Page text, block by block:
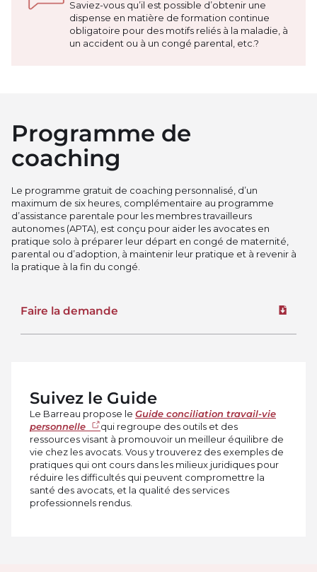
Saviez-vous qu’il est possible d’obtenir une
dispense en matière de formation continue
obligatoire pour des motifs reliés à la maladie, à
un accident ou à un congé parental, etc.?
Programme de
coaching
Le programme gratuit de coaching personnalisé, d’un
maximum de six heures, complémentaire au programme
d’assistance parentale pour les membres travailleurs
autonomes (APTA), est conçu pour aider les avocates en
pratique solo à préparer leur départ en congé de maternité,
parental ou d’adoption, à maintenir leur pratique et à revenir à
la pratique à la fin du congé.
Faire la demande
Suivez le Guide
Le Barreau propose le Guide conciliation travail-vie
personnelle
qui regroupe des outils et des
ressources visant à promouvoir un meilleur équilibre de
vie chez les avocats. Vous y trouverez des exemples de
pratiques qui ont cours dans les milieux juridiques pour
réduire les difficultés qui peuvent compromettre la
santé des avocats, et la qualité des services
professionnels rendus.